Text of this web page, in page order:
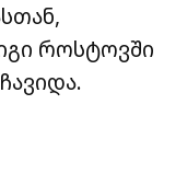
როსტოვში